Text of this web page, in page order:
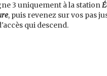
3 uniquement à la station
, puis revenez sur vos pas
qui descend.